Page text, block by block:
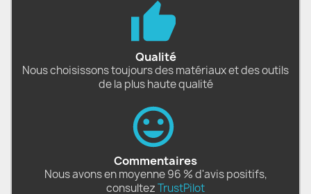
Qualité
Nous choisissons toujours des matériaux et des outils
de la plus haute qualité
Commentaires
Nous avons en moyenne 96 % d'avis positifs,
consultezTrustPilot